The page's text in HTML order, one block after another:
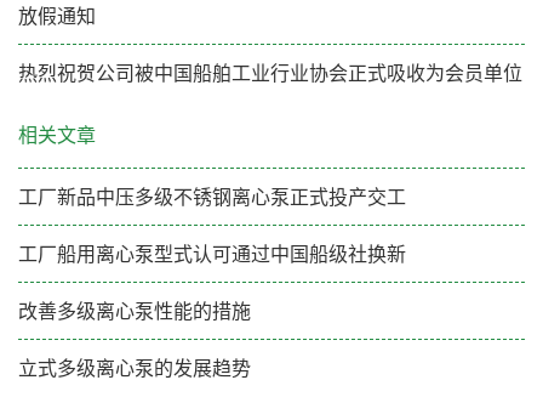
放假通知
热烈祝贺公司被中国船舶工业行业协会正式吸收为会员单位
相关文章
工厂新品中压多级不锈钢离心泵正式投产交工
工厂船用离心泵型式认可通过中国船级社换新
改善多级离心泵性能的措施
立式多级离心泵的发展趋势